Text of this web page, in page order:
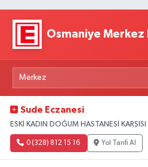
Osmaniye
Sude Eczanesi
ESKİ KADIN DOĞUM HASTANESİ KARŞISI
0 (328) 812 15 16 Yol Tarifi Al